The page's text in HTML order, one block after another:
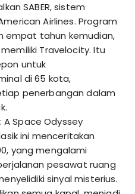
SABER, sistem
Airlines. Program
empat tahun kemudian,
Travelocity. Itu
untuk
di 65 kota,
penerbangan dalam
A Space Odyssey
ini menceritakan
yang mengalami
pesawat ruang
sinyal misterius.